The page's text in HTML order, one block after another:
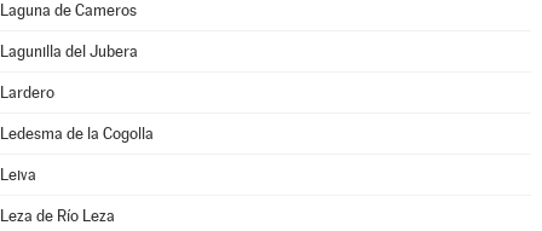
Laguna de Cameros
Lagunilla del Jubera
Lardero
Ledesma de la Cogolla
Leiva
Leza de Río Leza